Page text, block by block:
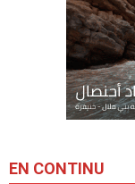
EN CONTINU